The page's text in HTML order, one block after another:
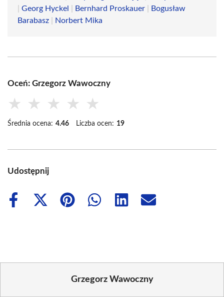
Georg Hyckel Bernhard Proskauer
Bogusław
Barabasz
Norbert Mika
Oceń: Grzegorz Wawoczny
★ ★ ★ ★ ★
Średnia ocena: 4.46 Liczba ocen: 19
Udostępnij
Share
Share
Share
Share
Share
Share
Grzegorz Wawoczny